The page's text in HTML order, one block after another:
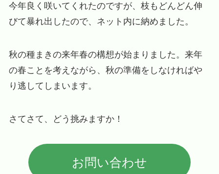
今年良く咲いてくれたのですが、枝もどんどん伸
びて暴れ出したので、ネット内に納めました。
秋の種まきの来年春の構想が始まりました。来年
の春ことを考えながら、秋の準備をしなければや
り逃してしまいます。
さてさて、どう挑みますか！
お問い合わせ